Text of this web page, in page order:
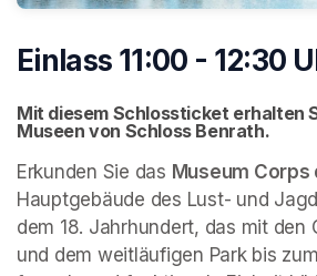
Einlass 11:00 - 12:30
Mit diesem Schlossticket erhalten
Museen von Schloss Benrath.
Erkunden Sie das Museum Corps
Hauptgebäude des Lust- und
dem 18. Jahrhundert, das mit den
und dem weitläufigen Park bis